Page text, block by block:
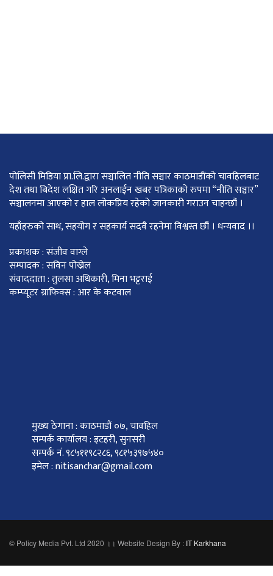
पोलिसी मिडिया प्रा.लि.द्वारा सञ्चालित नीति सञ्चार काठमाडाैंकाे चावहिलबाट
देश तथा बिदेश लक्षित गरि अनलाईन खबर पत्रिकाको रुपमा “नीति सञ्चार”
सञ्चालनमा आएको र हाल लोकप्रिय रहेको जानकारी गराउन चाहन्छौं ।
यहाँहरुको साथ, सहयोग र सहकार्य सदवै रहनेमा विश्वस्त छौं । धन्यवाद ।।
प्रकाशक : संजीव वाग्ले
सम्पादक : सविन पोख्रेल
संवाददाता : तुलसा अधिकारी, मिना भट्टराई
कम्प्यूटर ग्राफिक्स : आर के कटवाल
मुख्य ठेगाना : काठमाडौं ०७, चावहिल
सम्पर्क कार्यालय : इटहरी, सुनसरी
सम्पर्क नं. ९८५११९८२८६, ९८१५३९७५४०
इमेल : nitisanchar@gmail.com
© Policy Media Pvt. Ltd 2020 ।। Website Design By : IT Karkhana